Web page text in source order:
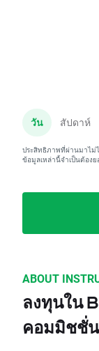
วัน สัปดาห์
ประสิทธิภาพที่ผ่านมาไม่
ข้อมูลเหล่านี้จำเป็นต้อง
ABOUT
ลงทุนใน
คอมมิชชั่